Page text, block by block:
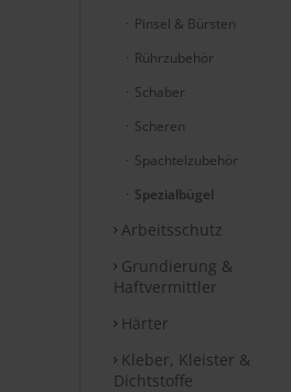
Pinsel & Bürsten
Rührzubehör
Schaber
Scheren
Spachtelzubehör
Spezialbügel
Arbeitsschutz
Grundierung &
Haftvermittler
Härter
Kleber, Kleister &
Dichtstoffe